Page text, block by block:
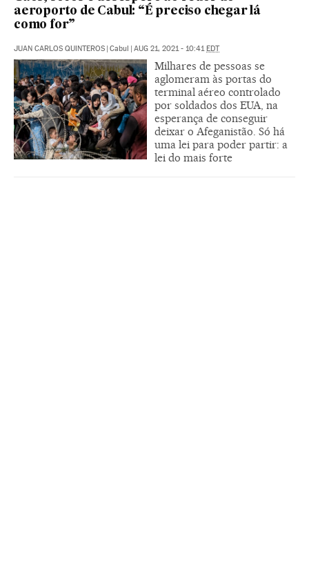
aeroporto de Cabul: “É preciso chegar lá
como for”
JUAN CARLOS QUINTEROS | Cabul | AUG 21, 2021 - 10:41EDT
Milhares de pessoas se
aglomeram às portas do
terminal aéreo controlado
por soldados dos EUA, na
esperança de conseguir
deixar o Afeganistão. Só há
uma lei para poder partir: a
lei do mais forte